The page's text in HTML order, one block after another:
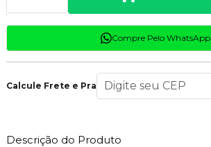
Compre Pelo WhatsApp
Calcule Frete e Prazo
Descrição do Produto